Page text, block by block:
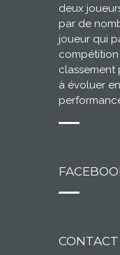
deux
par de
joueur qui
classement
à évoluer
CONTACT